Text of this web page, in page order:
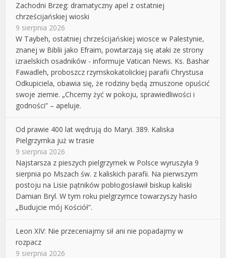
Zachodni Brzeg: dramatyczny apel z ostatniej
chrześcijańskiej wioski
9 sierpnia 2026
W Taybeh, ostatniej chrześcijańskiej wiosce w Palestynie,
znanej w Biblii jako Efraim, powtarzają się ataki ze strony
izraelskich osadników - informuje Vatican News. Ks. Bashar
Fawadleh, proboszcz rzymskokatolickiej parafii Chrystusa
Odkupiciela, obawia się, że rodziny będą zmuszone opuścić
swoje ziemie. „Chcemy żyć w pokoju, sprawiedliwości i
godności” – apeluje.
Od prawie 400 lat wędrują do Maryi. 389. Kaliska
Pielgrzymka już w trasie
9 sierpnia 2026
Najstarsza z pieszych pielgrzymek w Polsce wyruszyła 9
sierpnia po Mszach św. z kaliskich parafii. Na pierwszym
postoju na Lisie pątników pobłogosławił biskup kaliski
Damian Bryl. W tym roku pielgrzymce towarzyszy hasło
„Budujcie mój Kościół”.
Leon XIV: Nie przeceniajmy sił ani nie popadajmy w
rozpacz
9 sierpnia 2026